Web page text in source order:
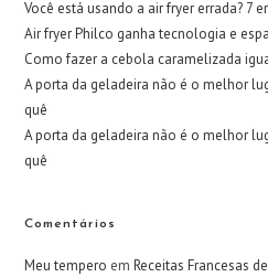
Você está usando a air fryer errada? 7
Air fryer Philco ganha tecnologia e
Como fazer a cebola caramelizada
A porta da geladeira não é o melhor
quê
A porta da geladeira não é o melhor
quê
Comentários
Meu tempero emReceitas Francesas